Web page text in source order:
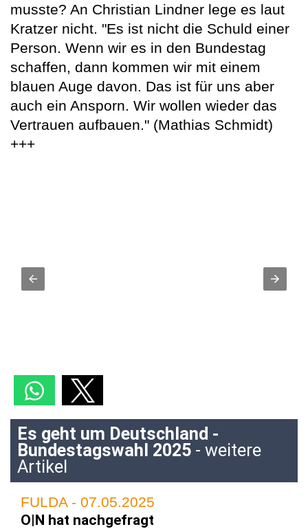
musste? An Christian Lindner lege es laut
Kratzer nicht. "Es ist nicht die Schuld einer
Person. Wenn wir es in den Bundestag
schaffen, dann kommen wir mit einem
blauen Auge davon. Das ist für uns aber
auch ein Ansporn. Wir wollen wieder das
Vertrauen aufbauen." (Mathias Schmidt)
+++
Es geht um Deutschland -
Bundestagswahl 2025 - weitere
Artikel
FULDA - 07.05.2025
O|N hat nachgefragt